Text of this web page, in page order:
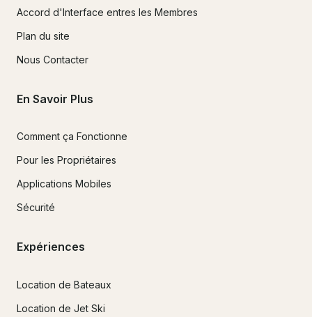
Accord d'Interface entres les Membres
Plan du site
Nous Contacter
En Savoir Plus
Comment ça Fonctionne
Pour les Propriétaires
Applications Mobiles
Sécurité
Expériences
Location de Bateaux
Location de Jet Ski